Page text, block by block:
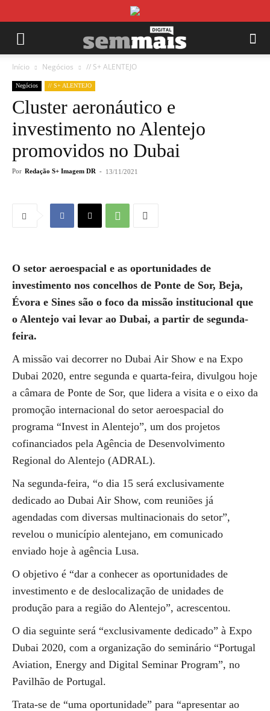
Início Negócios // S+ ALENTEJO
Negócios // S+ ALENTEJO
Cluster aeronáutico e
investimento no Alentejo
promovidos no Dubai
Por Redação S+ Imagem DR - 13/11/2021
O setor aeroespacial e as oportunidades de
investimento nos concelhos de Ponte de Sor, Beja,
Évora e Sines são o foco da missão institucional que
o Alentejo vai levar ao Dubai, a partir de segunda-
feira.
A missão vai decorrer no Dubai Air Show e na Expo
Dubai 2020, entre segunda e quarta-feira, divulgou hoje
a câmara de Ponte de Sor, que lidera a visita e o eixo da
promoção internacional do setor aeroespacial do
programa “Invest in Alentejo”, um dos projetos
cofinanciados pela Agência de Desenvolvimento
Regional do Alentejo (ADRAL).
Na segunda-feira, “o dia 15 será exclusivamente
dedicado ao Dubai Air Show, com reuniões já
agendadas com diversas multinacionais do setor”,
revelou o município alentejano, em comunicado
enviado hoje à agência Lusa.
O objetivo é “dar a conhecer as oportunidades de
investimento e de deslocalização de unidades de
produção para a região do Alentejo”, acrescentou.
O dia seguinte será “exclusivamente dedicado” à Expo
Dubai 2020, com a organização do seminário “Portugal
Aviation, Energy and Digital Seminar Program”, no
Pavilhão de Portugal.
Trata-se de “uma oportunidade” para “apresentar ao